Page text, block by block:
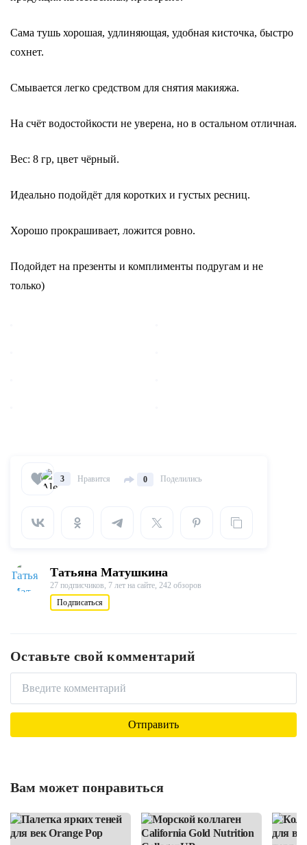
Сама тушь хорошая, удлиняющая, удобная кисточка, быстро
сохнет.
Смывается легко средством для снятия макияжа.
На счёт водостойкости не уверена, но в остальном отличная.
Вес: 8 гр, цвет чёрный.
Идеально подойдёт для коротких и густых ресниц.
Хорошо прокрашивает, ложится ровно.
Подойдет на презенты и комплименты подругам и не
только)
3 Нравится 0 Поделились
Татьяна Матушкина
27 подписчиков, 7 лет на сайте, 242 обзоров
Подписаться
Оставьте свой комментарий
Вам может понравиться